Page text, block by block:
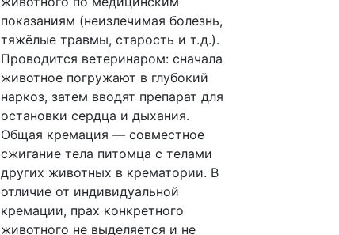
показаниям (неизлечимая болезнь,
тяжёлые травмы, старость и т. д.).
Проводится ветеринаром: сначала
животное погружают в глубокий
наркоз, затем вводят препарат для
остановки сердца и дыхания.
Общая кремация — совместное
сжигание тела питомца с телами
других животных в крематории. В
отличие от индивидуальной
кремации, прах конкретного
животного не выделяется и не